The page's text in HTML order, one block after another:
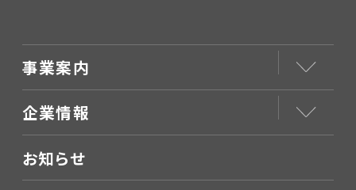
事業案内
企業情報
お知らせ